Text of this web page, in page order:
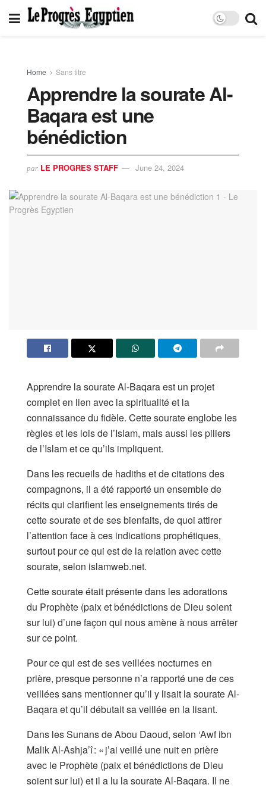
Home Sans titre
Apprendre la sourate Al-
Baqara est une
bénédiction
par LE PROGRES STAFF June 24, 2024
Apprendre la sourate Al-Baqara est un projet
complet en lien avec la spiritualité et la
connaissance du fidèle. Cette sourate englobe les
règles et les lois de l’Islam, mais aussi les piliers
de l’Islam et ce qu’ils impliquent.
Dans les recueils de hadiths et de citations des
compagnons, il a été rapporté un ensemble de
récits qui clarifient les enseignements tirés de
cette sourate et de ses bienfaits, de quoi attirer
l’attention face à ces indications prophétiques,
surtout pour ce qui est de la relation avec cette
sourate, selon islamweb.net.
Cette sourate était présente dans les adorations
du Prophète (paix et bénédictions de Dieu soient
sur lui) d’une façon qui nous amène à nous arrêter
sur ce point.
Pour ce qui est de ses veillées nocturnes en
prière, presque personne n’a rapporté une de ces
veillées sans mentionner qu’il y lisait la sourate Al-
Baqara et qu’il débutait sa veillée en la lisant.
Dans les Sunans de Abou Daoud, selon ‘Awf ibn
Malik Al-Ashja’î : « j’ai veillé une nuit en prière
avec le Prophète (paix et bénédictions de Dieu
soient sur lui) et il a lu la sourate Al-Baqara. Il ne